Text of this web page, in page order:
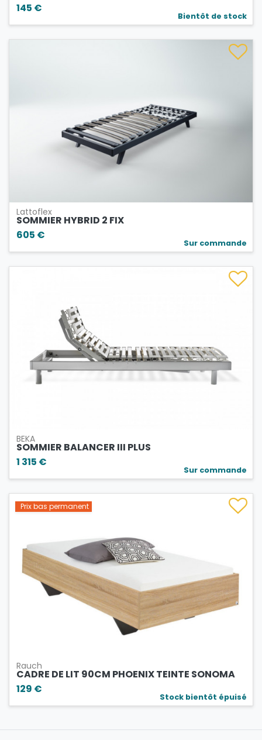
145 €
Bientôt de stock
Lattoflex
SOMMIER HYBRID 2 FIX
605 €
Sur commande
BEKA
SOMMIER BALANCER III PLUS
1 315 €
Sur commande
Prix bas permanent
Rauch
CADRE DE LIT 90CM PHOENIX TEINTE SONOMA
129 €
Stock bientôt épuisé